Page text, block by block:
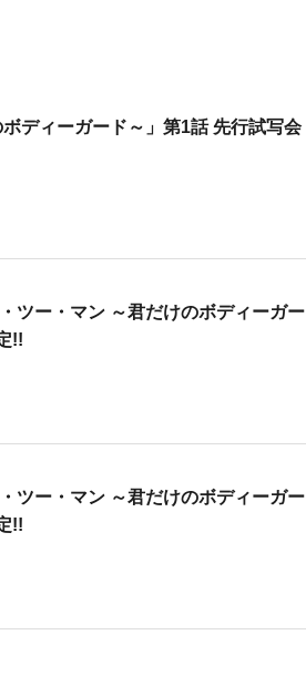
ディーガード～」第1話 先行試写会
ツー・マン ～君だけのボディーガー
!!
ツー・マン ～君だけのボディーガー
!!